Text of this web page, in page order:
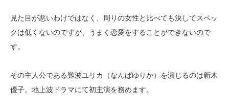
見た目が悪いわけではなく、周りの女性と比べても決してスペッ
クは低くないのですが、うまく恋愛をすることができないので
す。
その主人公である難波ユリカ（なんばゆりか）を演じるのは新木
優子。地上波ドラマにて初主演を務めます。